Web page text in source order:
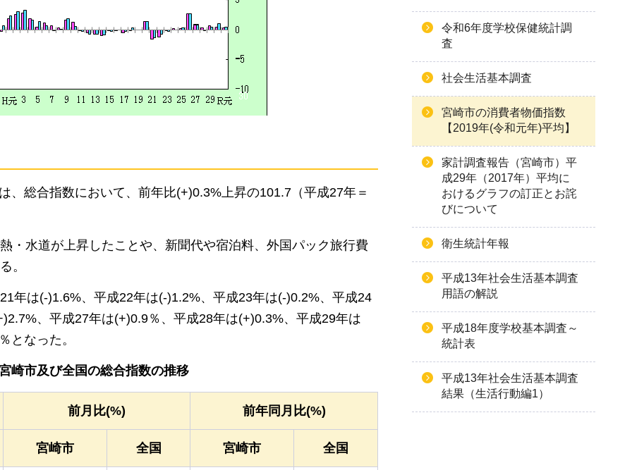
、総合指数において、前年比(+)0.3%上昇の101.7（平成27年＝
・水道が上昇したことや、新聞代や宿泊料、外国パック旅行費
。
年は(-)1.6%、平成22年は(-)1.2%、平成23年は(-)0.2%、平成24
、平成27年は(+)0.9％、平成28年は(+)0.3%、平成29年は
となった。
崎市及び全国の総合指数の推移
前月比(%) 前年同月比(%)
宮崎市 全国 宮崎市 全国
令和6年度学校保健統計調
査
社会生活基本調査
宮崎市の消費者物価指数
【2019年(令和元年)平均】
家計調査報告（宮崎市）平
成29年（2017年）平均に
おけるグラフの訂正とお詫
びについて
衛生統計年報
平成13年社会生活基本調査
用語の解説
平成18年度学校基本調査～
統計表
平成13年社会生活基本調査
結果（生活行動編1）